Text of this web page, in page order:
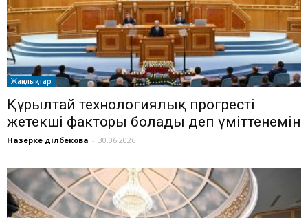
Жаңалықтар
Құрылтай технологиялық прогрестің
жетекші факторы болады деп үміттенемін
Назерке Әділбекова - 30.06.2026